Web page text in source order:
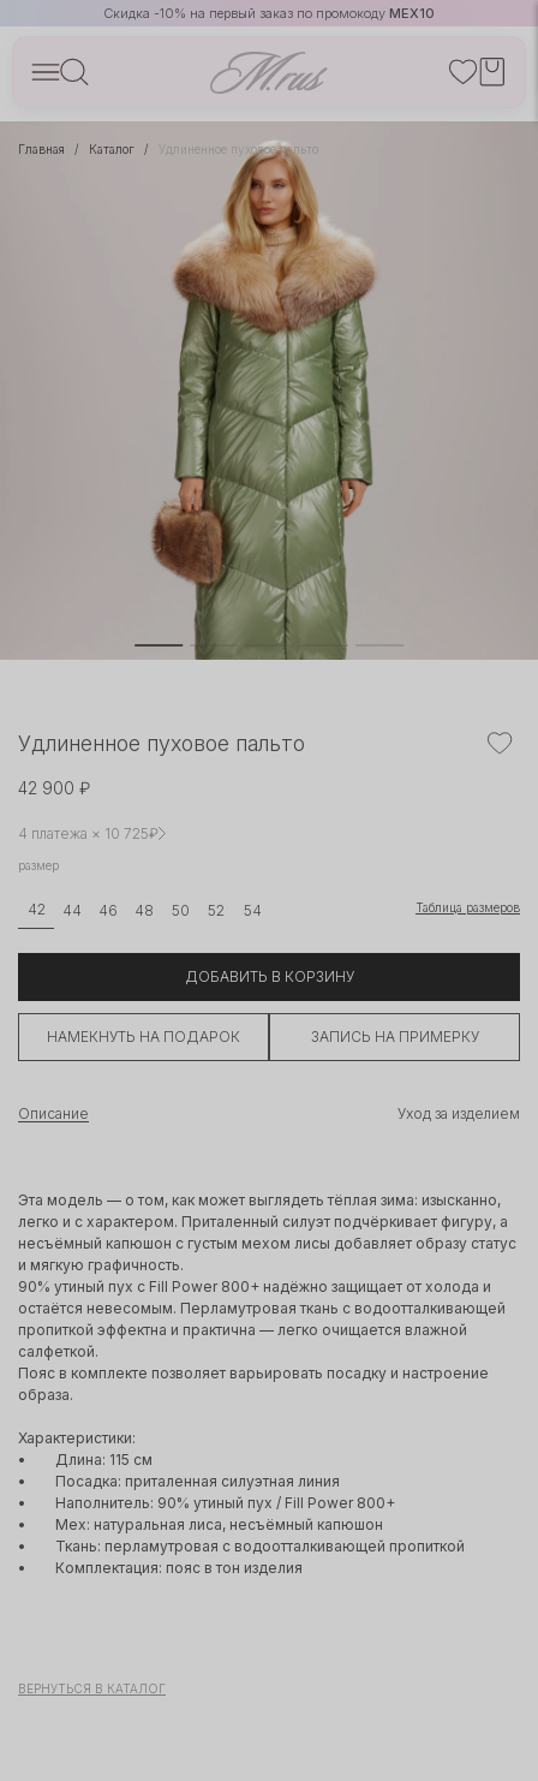
Скидка -10% на первый заказ по промокоду MEX10
Главная Каталог Удлиненное пуховое пальто
Удлиненное пуховое пальто
42 900 ₽
4 платежа × 10 725₽
размер
42 44 46 48 50 52 54 Таблица размеров
ДОБАВИТЬ В КОРЗИНУ
НАМЕКНУТЬ НА ПОДАРОК ЗАПИСЬ НА ПРИМЕРКУ
Описание Уход за изделием
Эта модель — о том, как может выглядеть тёплая зима: изысканно,
легко и с характером. Приталенный силуэт подчёркивает фигуру, а
несъёмный капюшон с густым мехом лисы добавляет образу статус
и мягкую графичность.
90% утиный пух с Fill Power 800+ надёжно защищает от холода и
остаётся невесомым. Перламутровая ткань с водоотталкивающей
пропиткой эффектна и практична — легко очищается влажной
салфеткой.
Пояс в комплекте позволяет варьировать посадку и настроение
образа.
Характеристики:
• Длина: 115 см
• Посадка: приталенная силуэтная линия
• Наполнитель: 90% утиный пух / Fill Power 800+
• Мех: натуральная лиса, несъёмный капюшон
• Ткань: перламутровая с водоотталкивающей пропиткой
• Комплектация: пояс в тон изделия
ВЕРНУТЬСЯ В КАТАЛОГ